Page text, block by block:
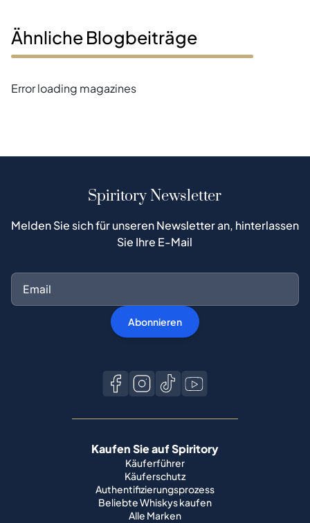
Ähnliche Blogbeiträge
Error loading magazines
Spiritory Newsletter
Melden Sie sich für unseren Newsletter an, hinterlassen
Sie Ihre E-Mail
Abonnieren
Kaufen Sie auf Spiritory
Käuferführer
Käuferschutz
Authentifizierungsprozess
Beliebte Whiskys kaufen
Alle Marken